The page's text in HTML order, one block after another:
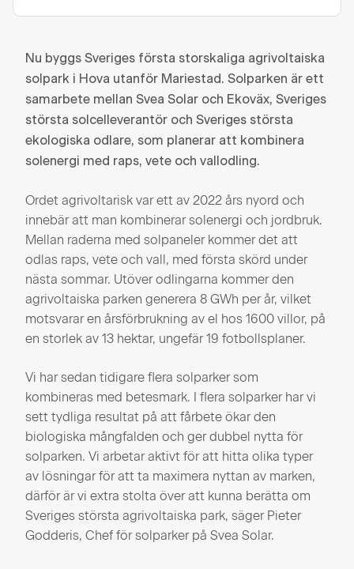
Nu byggs Sveriges första storskaliga agrivoltaiska
solpark i Hova utanför Mariestad. Solparken är ett
samarbete mellan Svea Solar och Ekoväx, Sveriges
största solcelleverantör och Sveriges största
ekologiska odlare, som planerar att kombinera
solenergi med raps, vete och vallodling.
Ordet agrivoltarisk var ett av 2022 års nyord och
innebär att man kombinerar solenergi och jordbruk.
Mellan raderna med solpaneler kommer det att
odlas raps, vete och vall, med första skörd under
nästa sommar. Utöver odlingarna kommer den
agrivoltaiska parken generera 8 GWh per år, vilket
motsvarar en årsförbrukning av el hos 1600 villor, på
en storlek av 13 hektar, ungefär 19 fotbollsplaner.
Vi har sedan tidigare flera solparker som
kombineras med betesmark. I flera solparker har vi
sett tydliga resultat på att fårbete ökar den
biologiska mångfalden och ger dubbel nytta för
solparken. Vi arbetar aktivt för att hitta olika typer
av lösningar för att ta maximera nyttan av marken,
därför är vi extra stolta över att kunna berätta om
Sveriges största agrivoltaiska park, säger Pieter
Godderis, Chef för solparker på Svea Solar.